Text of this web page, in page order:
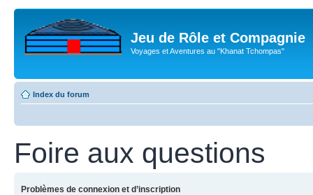
Jeu de Rôle et Compagnie
Voyages et Aventures au "Khanat Tchompas"
Index du forum
Foire aux questions
Problèmes de connexion et d’inscription